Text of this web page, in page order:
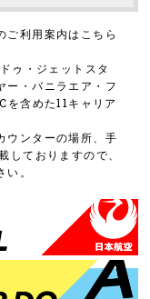
ご利用案内はこちら
ゥ・ジェットスタ
ー・バニラエア・フ
を含めた11キャリア
ウンターの場所、手
しておりますので、
。